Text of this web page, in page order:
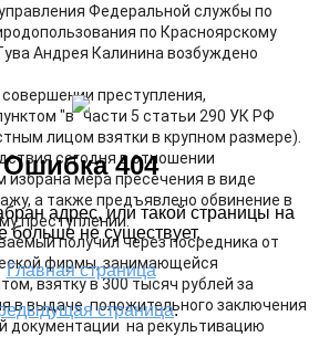
Федеральной службы по
по Красноярскому
Андрея Калинина возбуждено
преступления,
"в" части 5 статьи 290 УК РФ
лицом взятки в крупном размере).
сегодня в отношении
избрана мера пресечения в виде
а также предъявлено обвинение в
преступлении.
получил через посредника от
фирмы, занимающейся
взятку в 300 тысяч рублей за
в выдаче положительного заключения
документации на рекультивацию